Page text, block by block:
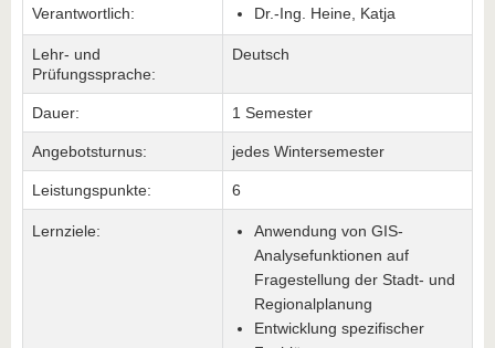
Verantwortlich: Dr.-Ing. Heine, Katja
Lehr- und
Prüfungssprache:
Deutsch
Dauer: 1 Semester
Angebotsturnus: jedes Wintersemester
Leistungspunkte: 6
Lernziele:
Anwendung von GIS-
Analysefunktionen auf
Fragestellung der Stadt- und
Regionalplanung
Entwicklung spezifischer